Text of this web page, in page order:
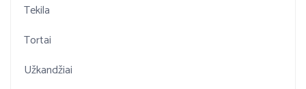
Tekila
Tortai
Užkandžiai